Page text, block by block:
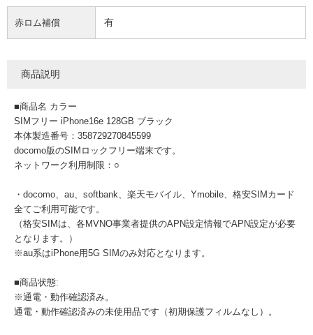
赤ロム補償 有
商品説明
■商品名 カラー
SIMフリー iPhone16e 128GB ブラック
本体製造番号：358729270845599
docomo版のSIMロックフリー端末です。
ネットワーク利用制限：○
・docomo、au、softbank、楽天モバイル、Ymobile、格安SIMカード
全てご利用可能です。
（格安SIMは、各MVNO事業者提供のAPN設定情報でAPN設定が必要
となります。）
※au系はiPhone用5G SIMのみ対応となります。
■商品状態:
※通電・動作確認済み。
通電・動作確認済みの未使用品です（初期保護フィルムなし）。